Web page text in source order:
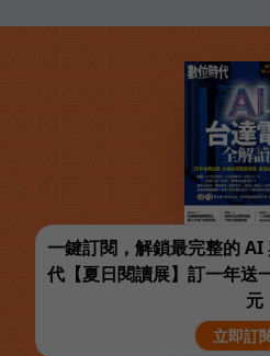
一鍵訂閱，解鎖最完整的
代【夏日閱讀展】訂一年送
元
立即訂